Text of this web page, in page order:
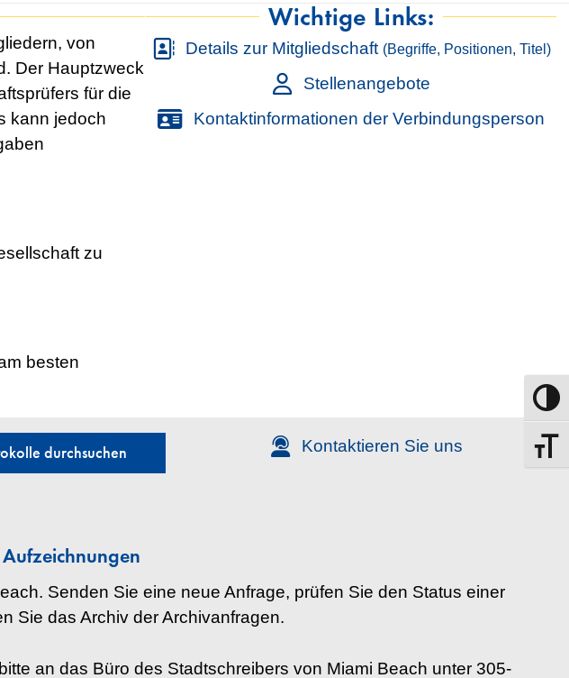
von
Der Hauptzweck
für die
kann jedoch
zu
besten
Wichtige Links:
Details zur Mitgliedschaft (Begriffe, Positionen, Titel)
Stellenangebote
Kontaktinformationen der Verbindungsperson
durchsuchen Kontaktieren Sie uns
Senden Sie eine neue Anfrage, prüfen Sie den Status einer
Sie das Archiv der Archivanfragen.
an das Büro des Stadtschreibers von Miami Beach unter 305-